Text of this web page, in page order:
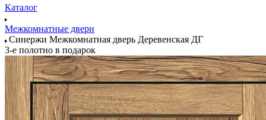
Каталог
Межкомнатные двери
Синержи Межкомнатная дверь Деревенская ДГ
3-е полотно в подарок